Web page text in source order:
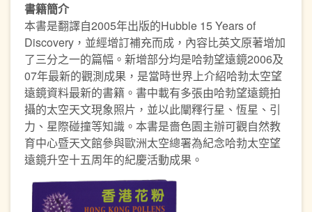
書籍簡介
本書是翻譯自2005年出版的Hubble 15 Years of
Discovery，並經增訂補充而成，內容比英文原著增加
了三分之一的篇幅。新增部分均是哈勃望遠鏡2006及
07年最新的觀測成果，是當時世界上介紹哈勃太空望
遠鏡資料最新的書籍。書中載有多張由哈勃望遠鏡拍
攝的太空天文現象照片，並以此闡釋行星、恆星、引
力、星際碰撞等知識。本書是嗇色園主辦可觀自然教
育中心暨天文館參與歐洲太空總署為紀念哈勃太空望
遠鏡升空十五周年的紀慶活動成果。